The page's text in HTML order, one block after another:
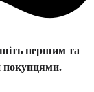
першим та
покупцями.